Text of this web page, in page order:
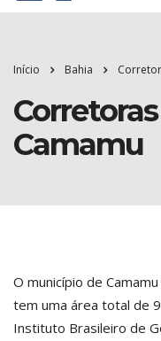
Início Bahia
Camamu
O município de
tem uma área total de
Instituto Brasileiro de